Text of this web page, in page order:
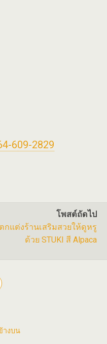
609-2829
โพสต์ถัดไป
ตกแต่งร้านเสริมสวยให้ดูหรู
ด้วย STUKI สี Alpaca
างบน